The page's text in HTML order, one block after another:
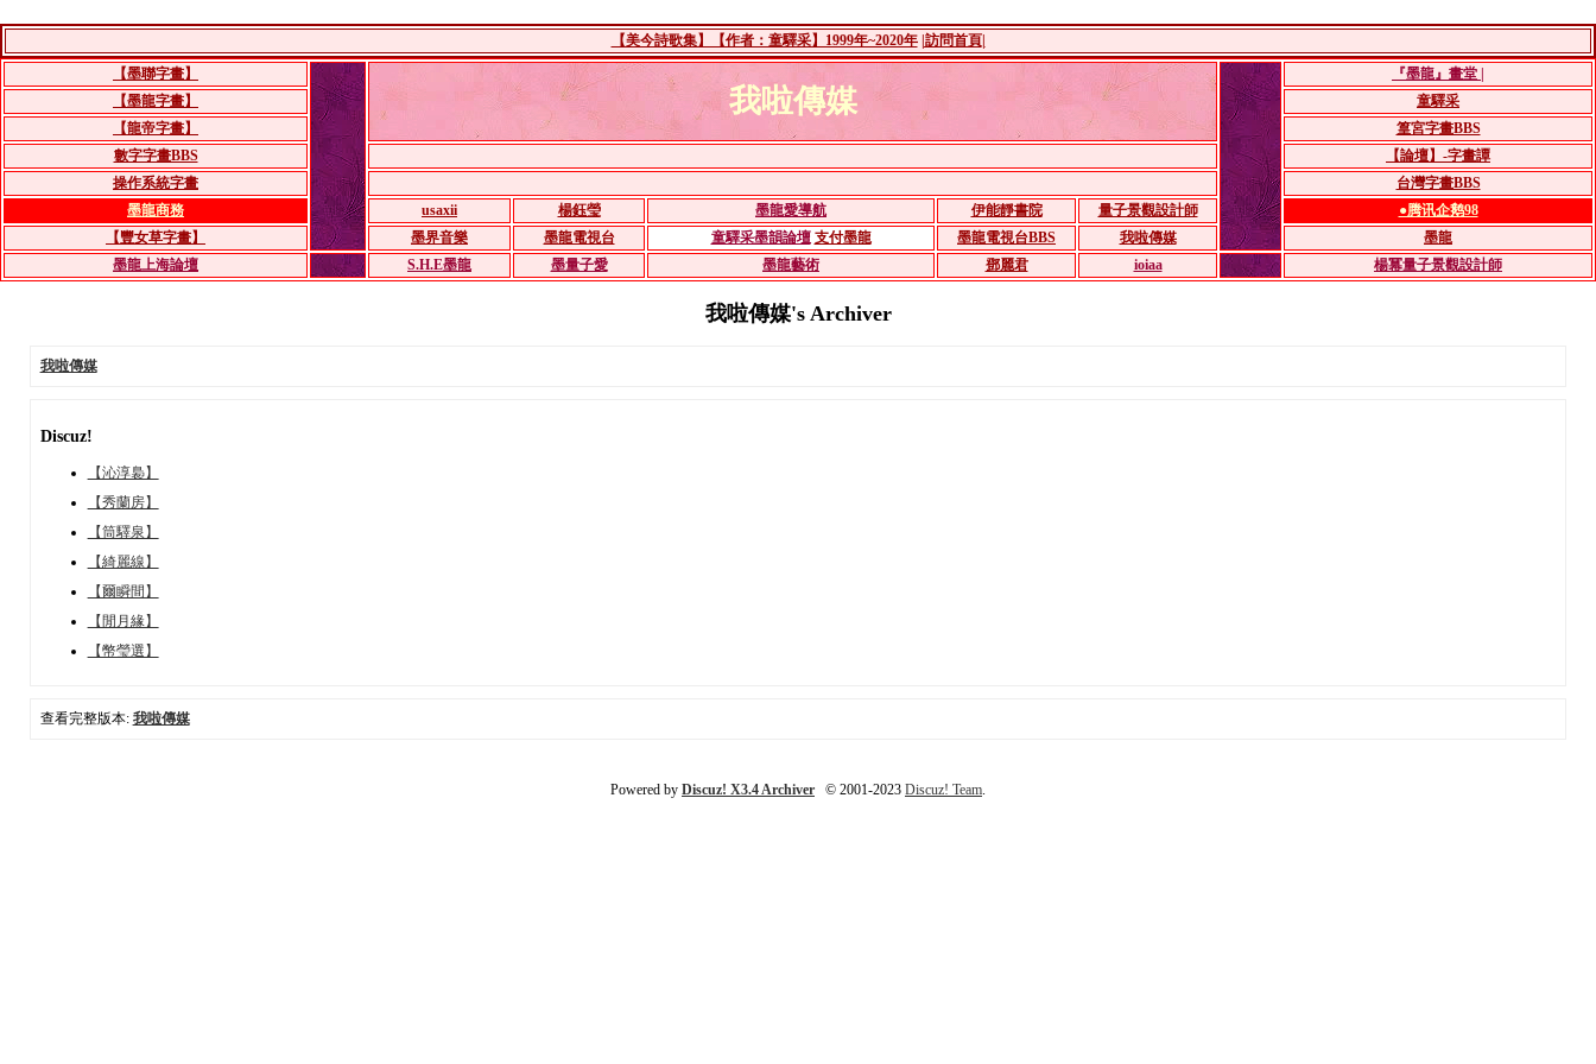
【美今詩歌集】【作者：童驛采】1999年~2020年 |訪問首頁|
【墨聯字畫】
我啦傳媒
『墨龍』畫堂 |
【墨龍字畫】
童驛采
【龍帝字畫】
篁宮字畫BBS
數字字畫BBS
【論壇】-字畫譚
操作系統字畫
台灣字畫BBS
墨龍商務
usaxii 楊鈺瑩 墨龍愛導航 伊能靜書院 量子景觀設計師
●腾讯企鹅98
【豐女草字畫】
墨界音樂 墨龍電視台 童驛采墨韻論壇 支付墨龍 墨龍電視台BBS 我啦傳媒
墨龍
墨龍上海論壇
S.H.E墨龍 墨量子愛 墨龍藝術 鄧麗君 ioiaa 楊冪量子景觀設計師
我啦傳媒's Archiver
我啦傳媒
Discuz!
【沁淳裊】
【秀蘭房】
【筒驛泉】
【綺麗線】
【爾瞬間】
【閒月緣】
【幣瑩選】
查看完整版本: 我啦傳媒
Powered by Discuz! X3.4 Archiver © 2001-2023 Discuz! Team.